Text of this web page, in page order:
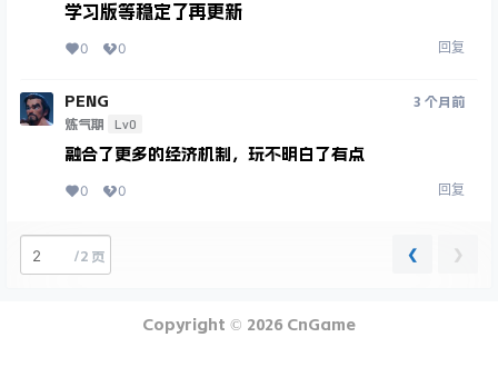
学习版等稳定了再更新
0 0 回复
PENG
炼气期 Lv0
3 个月前
融合了更多的经济机制，玩不明白了有点
0 0 回复
/2 页 ❮ ❯
Copyright © 2026 CnGame